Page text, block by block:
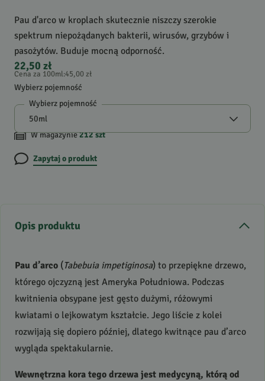
Pau d'arco w kroplach skutecznie niszczy szerokie
spektrum niepożądanych bakterii, wirusów, grzybów i
pasożytów. Buduje mocną odporność.
22,50 zł
Cena za 100ml:45,00 zł
Wybierz pojemność
Wybierz pojemność
W magazynie212szt
Zapytaj o produkt
Opis produktu
Pau d’arco (Tabebuia impetiginosa) to przepiękne drzewo,
którego ojczyzną jest Ameryka Południowa. Podczas
kwitnienia obsypane jest gęsto dużymi, różowymi
kwiatami o lejkowatym kształcie. Jego liście z kolei
rozwijają się dopiero później, dlatego kwitnące pau d’arco
wygląda spektakularnie.
Wewnętrzna kora tego drzewa jest medycyną, którą od